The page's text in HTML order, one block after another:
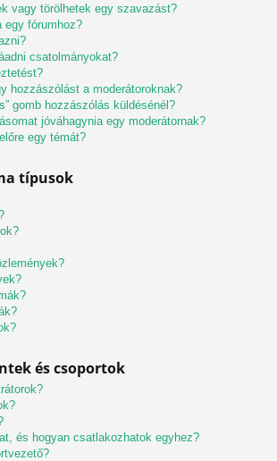
vagy törölhetek egy szavazást?
egy fórumhoz?
csatolmányokat?
hozzászólást a moderátoroknak?
gomb hozzászólás küldésénél?
jóváhagynia egy moderátornak?
egy témát?
típusok
és csoportok
és hogyan csatlakozhatok egyhez?